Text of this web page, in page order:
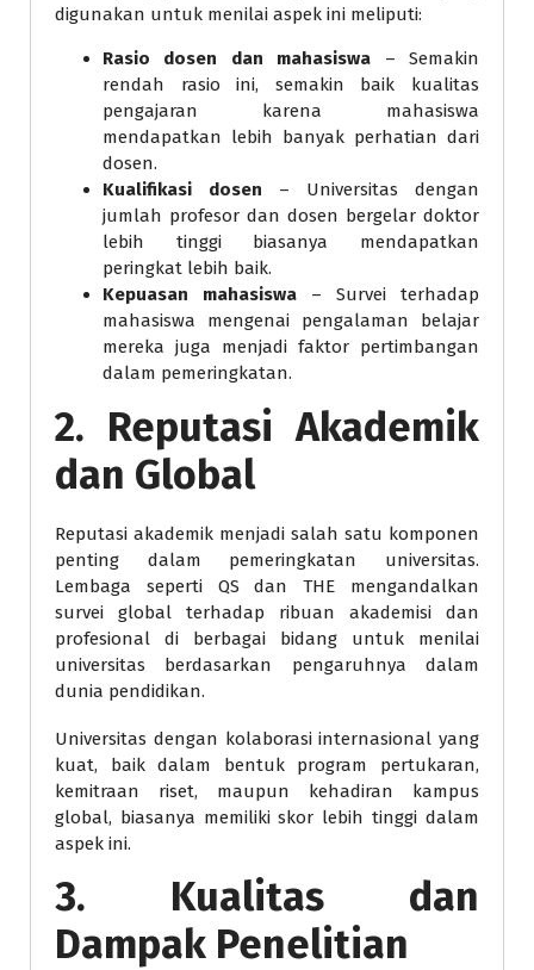
digunakan untuk menilai aspek ini meliputi:
Rasio dosen dan mahasiswa – Semakin
rendah rasio ini, semakin baik kualitas
pengajaran karena mahasiswa
mendapatkan lebih banyak perhatian dari
dosen.
Kualifikasi dosen – Universitas dengan
jumlah profesor dan dosen bergelar doktor
lebih tinggi biasanya mendapatkan
peringkat lebih baik.
Kepuasan mahasiswa – Survei terhadap
mahasiswa mengenai pengalaman belajar
mereka juga menjadi faktor pertimbangan
dalam pemeringkatan.
2. Reputasi Akademik
dan Global
Reputasi akademik menjadi salah satu komponen
penting dalam pemeringkatan universitas.
Lembaga seperti QS dan THE mengandalkan
survei global terhadap ribuan akademisi dan
profesional di berbagai bidang untuk menilai
universitas berdasarkan pengaruhnya dalam
dunia pendidikan.
Universitas dengan kolaborasi internasional yang
kuat, baik dalam bentuk program pertukaran,
kemitraan riset, maupun kehadiran kampus
global, biasanya memiliki skor lebih tinggi dalam
aspek ini.
3. Kualitas dan
Dampak Penelitian